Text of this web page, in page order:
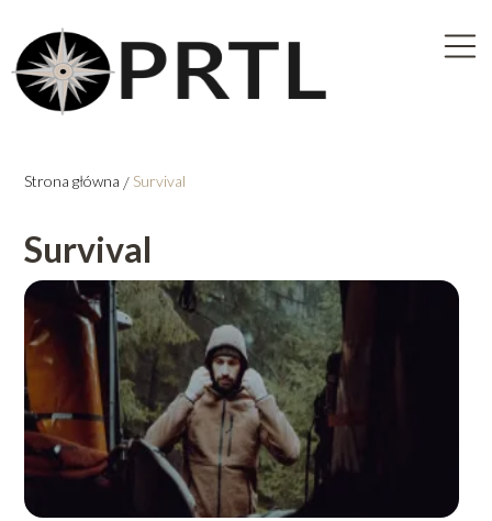
Strona główna / Survival
Survival